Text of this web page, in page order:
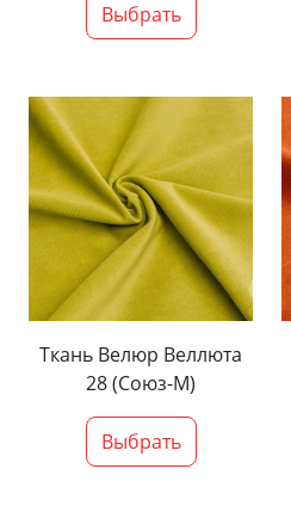
Выбрать
Ткань Велюр Веллюта
28 (Союз-М)
Выбрать